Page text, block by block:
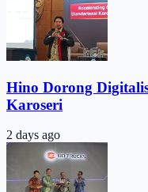
Hino Dorong
Karoseri
2 days ago